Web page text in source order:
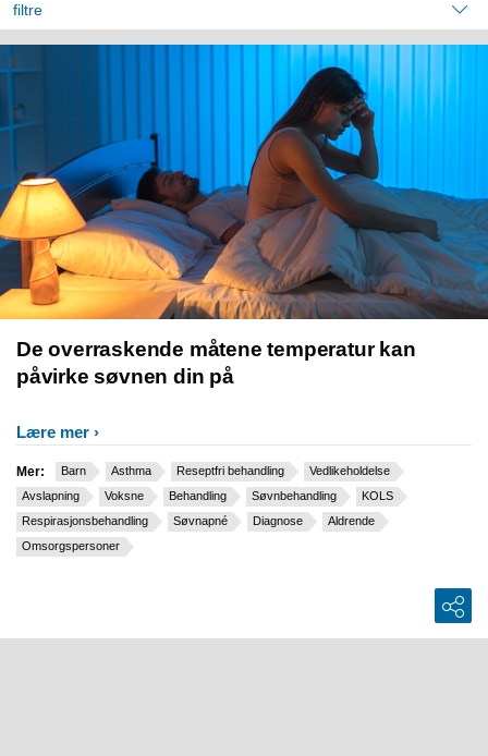
filtre
De overraskende måtene temperatur kan
påvirke søvnen din på
Lære mer
Mer: Barn Asthma Reseptfri behandling
Vedlikeholdelse
Avslapning
Voksne Behandling Søvnbehandling
KOLS
Respirasjonsbehandling
Søvnapné Diagnose
Aldrende
Omsorgspersoner